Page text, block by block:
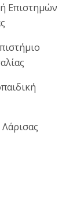
Επιστημών